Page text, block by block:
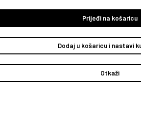
Prijeđi na košaricu
Dodaj u košaricu i nastavi
Otkaži